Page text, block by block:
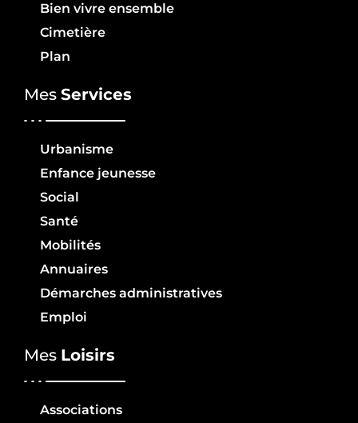
Bien vivre ensemble
Cimetière
Plan
Mes Services
Urbanisme
Enfance jeunesse
Social
Santé
Mobilités
Annuaires
Démarches administratives
Emploi
Mes Loisirs
Associations